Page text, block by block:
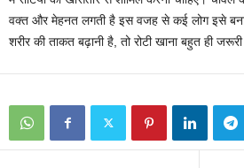
वक्त और मेहनत लगती है इस वजह से कई लोग इसे
शरीर की ताकत बढ़ानी है, तो रोटी खाना बहुत ही